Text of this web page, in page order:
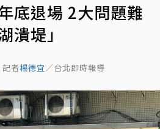
底退場 2大問題難
潰堤」
者楊德宜／台北即時報導